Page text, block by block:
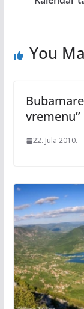
You
vremenu”
22. Jula 2010.